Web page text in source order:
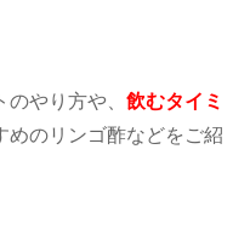
やり方や、 飲むタイミ
めのリンゴ酢などをご紹